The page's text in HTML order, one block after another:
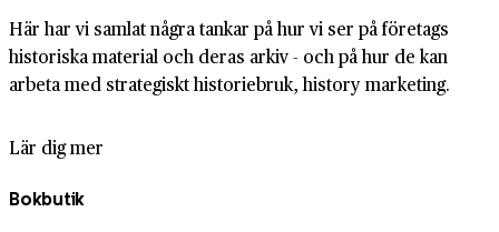
Här har vi samlat några tankar på hur vi ser på företags
historiska material och deras arkiv - och på hur de kan
arbeta med strategiskt historiebruk, history marketing.
Lär dig mer
Bokbutik